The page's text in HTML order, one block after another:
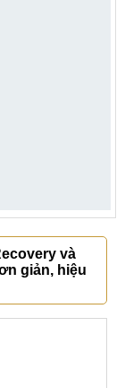
và
giản, hiệu